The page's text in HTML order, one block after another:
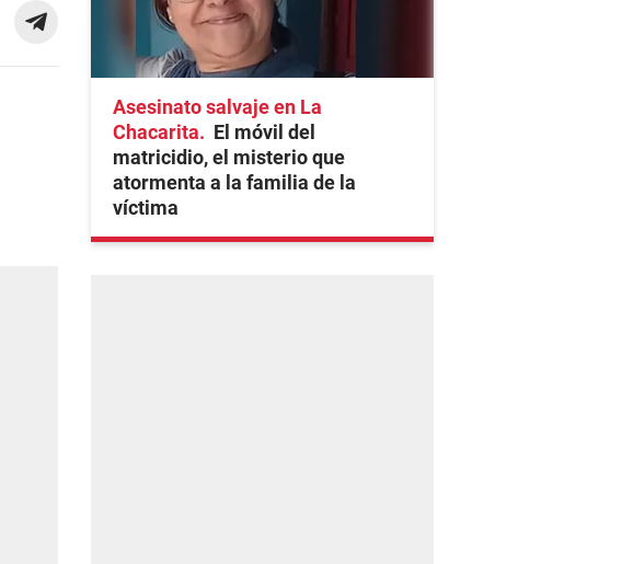
Asesinato salvaje en La
Chacarita
El móvil del
matricidio, el misterio que
atormenta a la familia de la
víctima